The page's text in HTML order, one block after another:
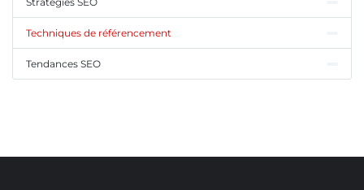
Techniques de référencement
Tendances SEO